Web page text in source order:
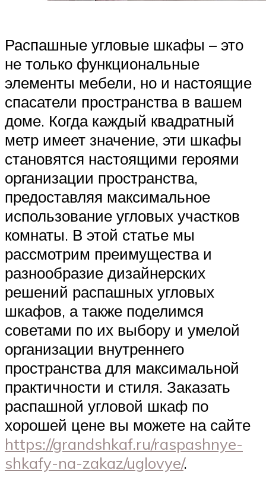
Распашные угловые шкафы – это
не только функциональные
элементы мебели, но и настоящие
спасатели пространства в вашем
доме. Когда каждый квадратный
метр имеет значение, эти шкафы
становятся настоящими героями
организации пространства,
предоставляя максимальное
использование угловых участков
комнаты. В этой статье мы
рассмотрим преимущества и
разнообразие дизайнерских
решений распашных угловых
шкафов, а также поделимся
советами по их выбору и умелой
организации внутреннего
пространства для максимальной
практичности и стиля. Заказать
распашной угловой шкаф по
хорошей цене вы можете на сайте
https://grandshkaf.ru/raspashnye-
shkafy-na-zakaz/uglovye/.